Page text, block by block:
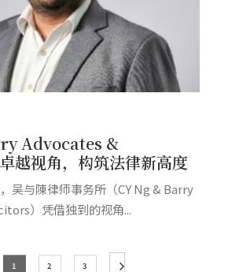
Advocates &
越视角，构筑法律新高度
吴与陳律师事务所（CY Ng & Barry
）凭借独到的视角...
1 2 3